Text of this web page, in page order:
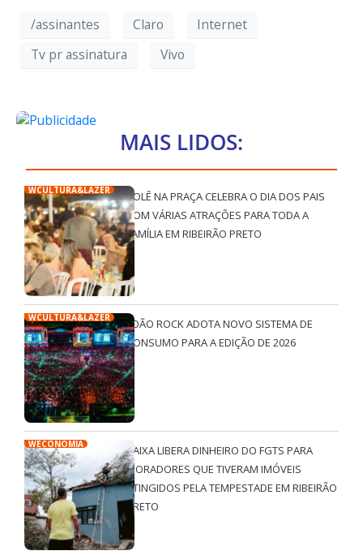
/assinantes Claro
Internet
Tv pr assinatura
Vivo
MAIS LIDOS:
WCULTURA&LAZER
ROLÊ NA PRAÇA CELEBRA O DIA DOS PAIS
COM VÁRIAS ATRAÇÕES PARA TODA A
FAMÍLIA EM RIBEIRÃO PRETO
WCULTURA&LAZER
JOÃO ROCK ADOTA NOVO SISTEMA DE
CONSUMO PARA A EDIÇÃO DE 2026
WECONOMIA
CAIXA LIBERA DINHEIRO DO FGTS PARA
MORADORES QUE TIVERAM IMÓVEIS
ATINGIDOS PELA TEMPESTADE EM RIBEIRÃO
PRETO